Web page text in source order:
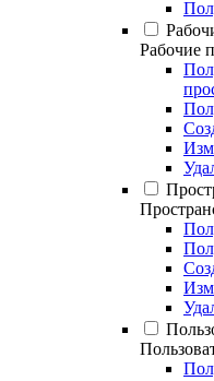
Рабочие